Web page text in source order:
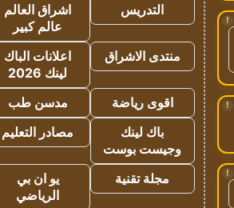
!
!
!
التدريس
اشراق العالم
عالم كبير
منتدى الاشراق
اعلانات الباك
لينك 2026
اقوى رياضة
مدسن طب
باك لينك
وجيست بوست
مصادر التعليم
مجلة تقنية
يو ان بي
الرياضي